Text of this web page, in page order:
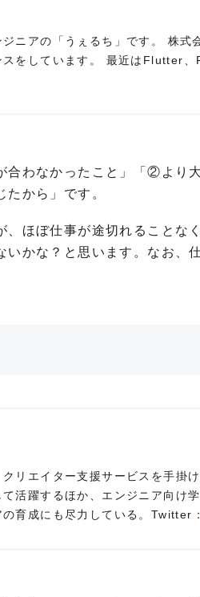
ニアの「うぇるち」です。 株
スをしています。 最近はFlutter
わなかったこと」「②より
から」です。
ほぼ仕事が途切れることな
いかな？と思います。なお、
リエイター支援サービスを手掛
活躍するほか、エンジニア向け
育成にも尽力している。Twitter：